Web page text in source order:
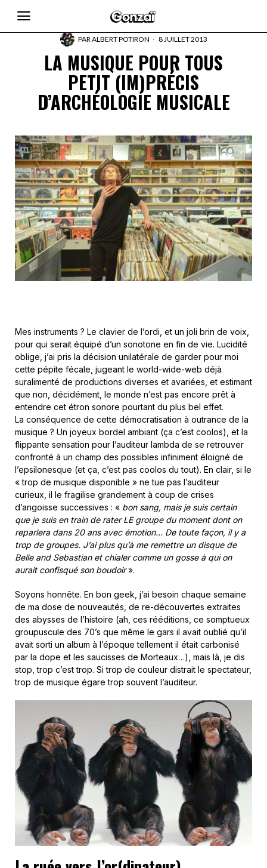
PARALBERT POTIRON 8 JUILLET 2013
LA MUSIQUE POUR TOUS
PETIT (IM)PRÉCIS
D’ARCHÉOLOGIE MUSICALE
Mes instruments ? Le clavier de l’ordi, et un joli brin de voix,
pour qui serait équipé d’un sonotone en fin de vie. Lucidité
oblige, j’ai pris la décision unilatérale de garder pour moi
cette pépite fécale, jugeant le world-wide-web déjà
suralimenté de productions diverses et avariées, et estimant
que non, décidément, le monde n’est pas encore prêt à
entendre cet étron sonore pourtant du plus bel effet.
La conséquence de cette démocratisation à outrance de la
musique ? Un joyeux bordel ambiant (ça c’est coolos), et la
flippante sensation pour l’auditeur lambda de se retrouver
confronté à un champ des possibles infiniment éloigné de
l’epsilonesque (et ça, c’est pas coolos du tout). En clair, si le
« trop de musique disponible » ne tue pas l’auditeur
curieux, il le fragilise grandement à coup de crises
d’angoisse successives : « bon sang, mais je suis certain
que je suis en train de rater LE groupe du moment dont on
reparlera dans 20 ans avec émotion… De toute façon, il y a
trop de groupes. J’ai plus qu’à me remettre un disque de
Belle and Sebastian et chialer comme un gosse à qui on
aurait confisqué son boudoir».
Soyons honnête. En bon geek, j’ai besoin chaque semaine
de ma dose de nouveautés, de re-découvertes extraites
des abysses de l’histoire (ah, ces rééditions, ce somptueux
groupuscule des 70’s que même le gars il avait oublié qu’il
avait sorti un album à l’époque tellement il était carbonisé
par la dope et les saucisses de Morteaux…), mais là, je dis
stop, trop c’est trop. Si trop de couleur distrait le spectateur,
trop de musique égare trop souvent l’auditeur.